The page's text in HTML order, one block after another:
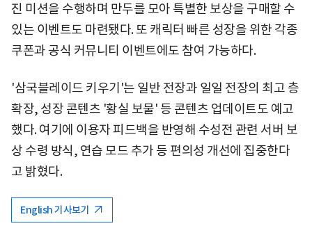
진 미션을 수행하며 만두를 모아 특별한 보상을 구매할 수
있는 이벤트도 마련됐다. 또 캐릭터 빠른 성장을 위한 각종
쿠폰과 공식 커뮤니티 이벤트에도 참여 가능하다.
'삼국블레이드 키우기'는 일반 전장과 일일 전장의 최고 층
확장, 성장 콘텐츠 '황실 보물' 등 콘텐츠 업데이트도 예고
했다. 여기에 이용자 피드백을 반영해 수성전 관련 서버 보
상 수령 방식, 연습 모드 추가 등 편의성 개선에 집중한다
고 밝혔다.
English 기사보기